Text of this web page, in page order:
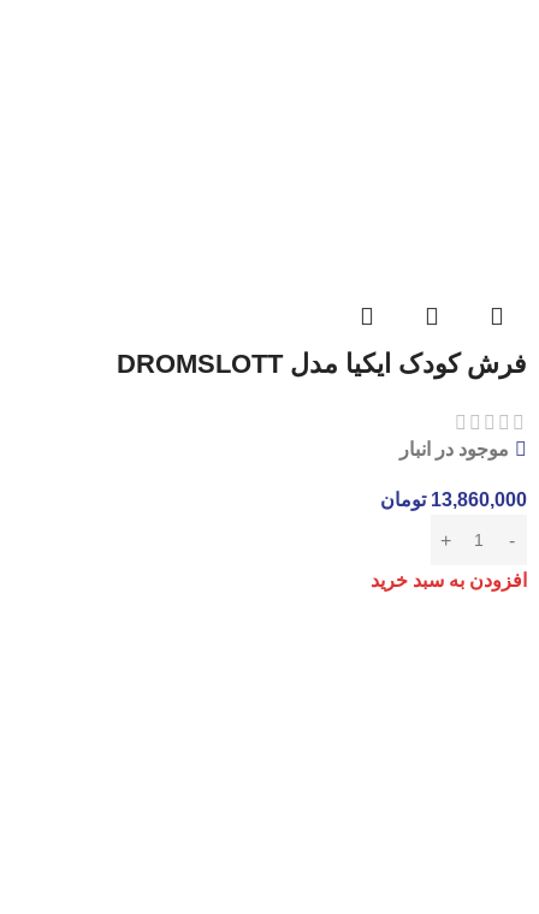
فرش کودک ایکیا مدل DROMSLOTT
موجود در انبار
13,860,000 تومان
افزودن به سبد خرید